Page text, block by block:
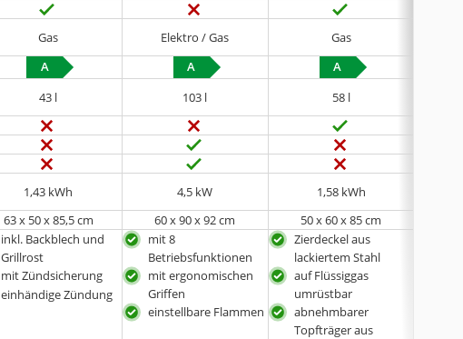
Gas Elektro / Gas
Gas
A A
A
43 l 103 l
58 l
1,43 kWh 4,5 kW
1,58 kWh
63 x 50 x 85,5 cm 60 x 90 x 92 cm 50 x 60 x 85 cm
inkl. Backblech und
Grillrost
mit Zündsicherung
einhändige Zündung
mit 8
Betriebsfunktionen
mit ergonomischen
Griffen
einstellbare Flammen
Zierdeckel aus
lackiertem Stahl
auf Flüssiggas
umrüstbar
abnehmbarer
Topfträger aus